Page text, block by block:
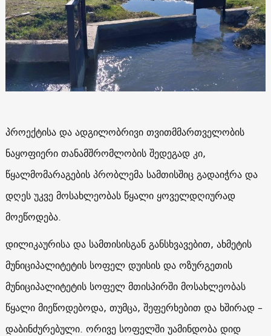
პროექტისა და ადგილობრივი თვითმმართველობის
ნაყოფიერი თანამშრომლობის შედეგად კი,
წყალმომარაგების პრობლემა სამთისშიც გადაიჭრა და
დღეს უკვე მოსახლეობას წყალი ყოველდღიურად
მოეწოდება.
დილიკაურისა და სამთისისგან განსხვავებით, ახმეტის
მუნიციპალიტეტის სოფელ დუისის და ოზურგეთის
მუნიციპალიტეტის სოფელ მთისპირში მოსახლეობას
წყალი მიეწოდებოდა, თუმცა, შეფერხებით და ხშირად –
დაბინძურებული. ორივე სოფელში უამინდობა დიდ